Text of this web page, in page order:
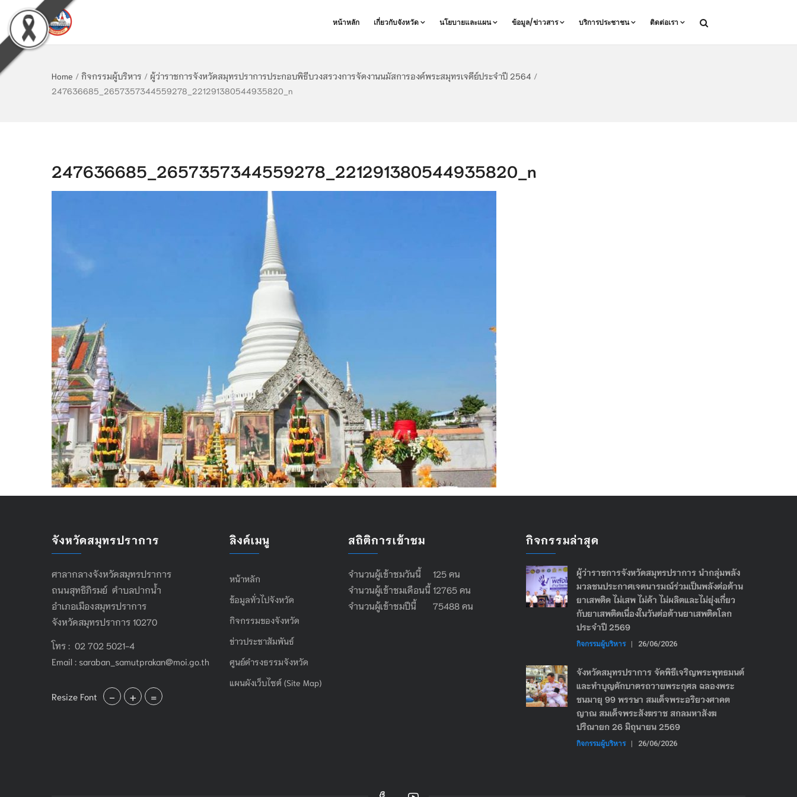
หน้าหลัก เกี่ยวกับจังหวัด นโยบายและแผน ข้อมูล/ข่าวสาร บริการประชาชน ติดต่อเรา
Home / กิจกรรมผู้บริหาร / ผู้ว่าราชการจังหวัดสมุทรปราการประกอบพิธีบวงสรวงการจัดงานนมัสการองค์พระสมุทรเจดีย์ประจำปี 2564 /
247636685_2657357344559278_221291380544935820_n
247636685_2657357344559278_221291380544935820_n
จังหวัดสมุทรปราการ
ศาลากลางจังหวัดสมุทรปราการ
ถนนสุทธิภิรมย์ ตำบลปากน้ำ
อำเภอเมืองสมุทรปราการ
จังหวัดสมุทรปราการ 10270
โทร : 02 702 5021-4
Email : saraban_samutprakan@moi.go.th
Resize Font - + =
ลิงค์เมนู
หน้าหลัก
ข้อมูลทั่วไปจังหวัด
กิจกรรมของจังหวัด
ข่าวประชาสัมพันธ์
ศูนย์ดำรงธรรมจังหวัด
แผนผังเว็บไซต์ (Site Map)
สถิติการเข้าชม
จำนวนผู้เข้าชมวันนี้ 125 คน
จำนวนผู้เข้าชมเดือนนี้ 12765 คน
จำนวนผู้เข้าชมปีนี้ 75488 คน
กิจกรรมล่าสุด
ผู้ว่าราชการจังหวัดสมุทรปราการ นำกลุ่มพลัง
มวลชนประกาศเจตนารมณ์ร่วมเป็นพลังต่อต้าน
ยาเสพติด ไม่เสพ ไม่ค้า ไม่ผลิตและไม่ยุ่งเกี่ยว
กับยาเสพติดเนื่องในวันต่อต้านยาเสพติดโลก
ประจำปี 2569
กิจกรรมผู้บริหาร | 26/06/2026
จังหวัดสมุทรปราการ จัดพิธีเจริญพระพุทธมนต์
และทำบุญตักบาตรถวายพระกุศล ฉลองพระ
ชนมายุ 99 พรรษา สมเด็จพระอริยวงศาคต
ญาณ สมเด็จพระสังฆราช สกลมหาสังฆ
ปริณายก 26 มิถุนายน 2569
กิจกรรมผู้บริหาร | 26/06/2026